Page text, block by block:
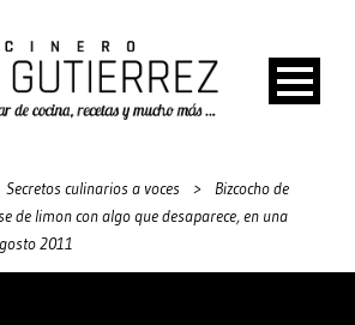
Secretos culinarios a voces >
Bizcocho de
de limon con algo que desaparece, en una
2011